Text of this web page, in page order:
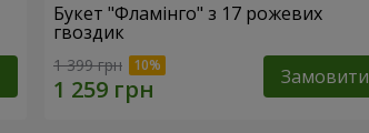
Букет "Фламінго" з 17 рожевих
гвоздик
1 399 грн Замовити